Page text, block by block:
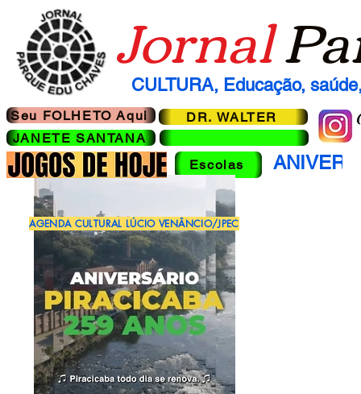
Jornal
CULTURA, Educação,
Seu FOLHETO Aqui
Escolas
AGENDA CULTURAL LÚCIO VENÂNCIO/JPEC
JANETE SANTANA
DR. WALTER